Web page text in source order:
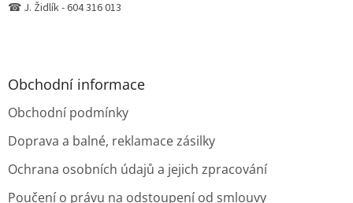
☎ J. Židlík - 604 316 013
Obchodní informace
Obchodní podmínky
Doprava a balné, reklamace zásilky
Ochrana osobních údajů a jejich zpracování
Poučení o právu na odstoupení od smlouvy